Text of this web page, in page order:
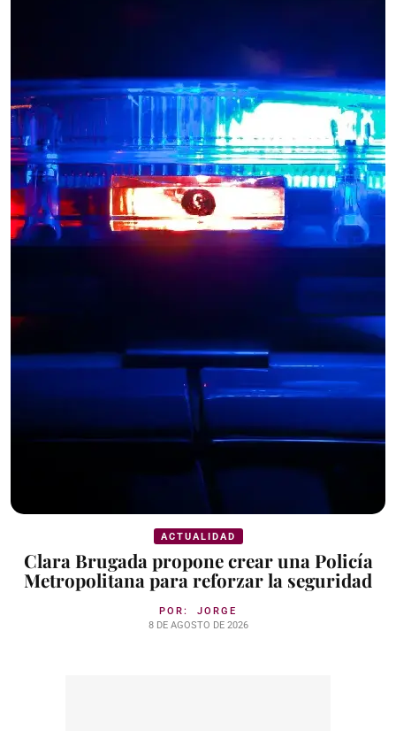
ACTUALIDAD
Clara Brugada propone crear una Policía
Metropolitana para reforzar la seguridad
POR: JORGE
8 DE AGOSTO DE 2026